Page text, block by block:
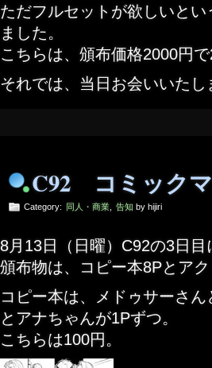
ただフルセットが欲しいと
ました。
こちらは、頒布価格2000円
それでは、当日お会いいた
C92 コミック
Category: 同人・商業 告知 by hijiri
8月13日（日曜）C92の3日
頒布物は、コピー本8Pとアク
コピー本は、メドゥサーさ
とアナちゃんが1Pずつ。
こちらは100円。